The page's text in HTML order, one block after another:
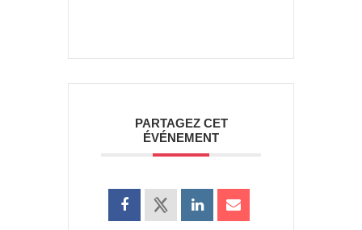
PARTAGEZ CET
ÉVÉNEMENT